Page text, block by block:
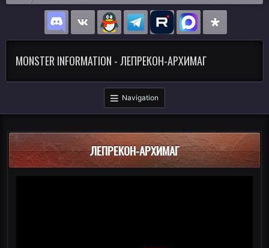
MONSTER INFORMATION - ЛЕПРЕКОН-АРХИМАГ
Navigation
ЛЕПРЕКОН-АРХИМАГ